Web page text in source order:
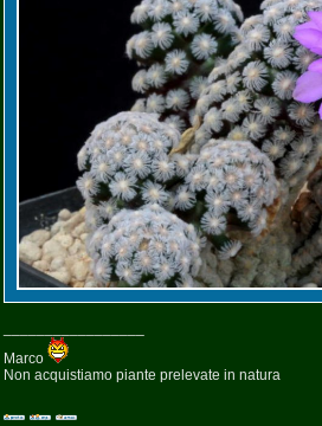
Marco
Non acquistiamo piante prelevate in natura